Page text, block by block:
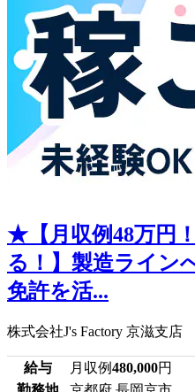
★【月収例48万円
る！】製造ライン
免許を活...
株式会社J's Factory 京滋支店
給与 月収例480,000円